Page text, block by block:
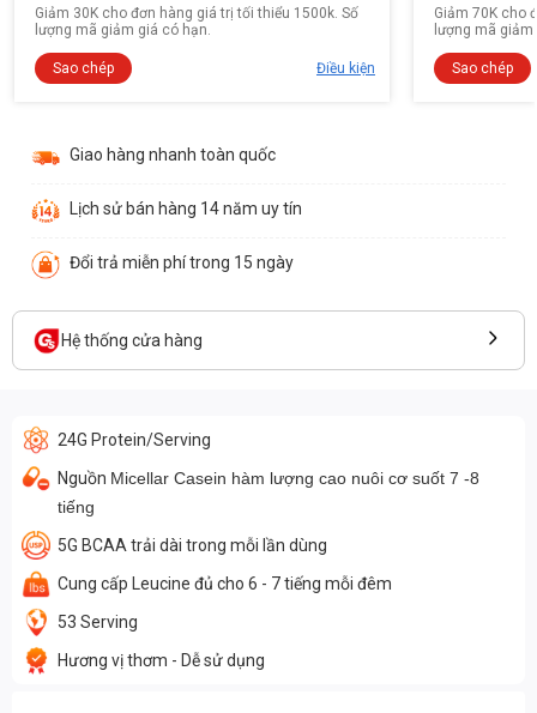
Giảm 30K cho đơn hàng giá trị tối thiểu 1500k. Số
lượng mã giảm giá có hạn.
Sao chép Điều kiện
Giảm 70K cho
lượng mã
Sao chép
Giao hàng nhanh toàn quốc
Lịch sử bán hàng 14 năm uy tín
Đổi trả miễn phí trong 15 ngày
Hệ thống cửa hàng
24G Protein/Serving
Nguồn Micellar Casein hàm lượng cao nuôi cơ suốt 7 -8
tiếng
5G BCAA trải dài trong mỗi lần dùng
Cung cấp Leucine đủ cho 6 - 7 tiếng mỗi đêm
53 Serving
Hương vị thơm - Dễ sử dụng